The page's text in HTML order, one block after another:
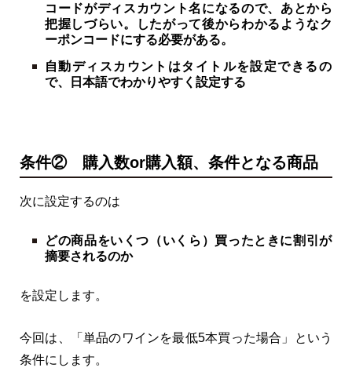
コードがディスカウント名になるので、あとから
把握しづらい。したがって後からわかるようなク
ーポンコードにする必要がある。
自動ディスカウントはタイトルを設定できるの
で、日本語でわかりやすく設定する
条件② 購入数or購入額、条件となる商品
次に設定するのは
どの商品をいくつ（いくら）買ったときに割引が
摘要されるのか
を設定します。
今回は、「単品のワインを最低5本買った場合」という
条件にします。